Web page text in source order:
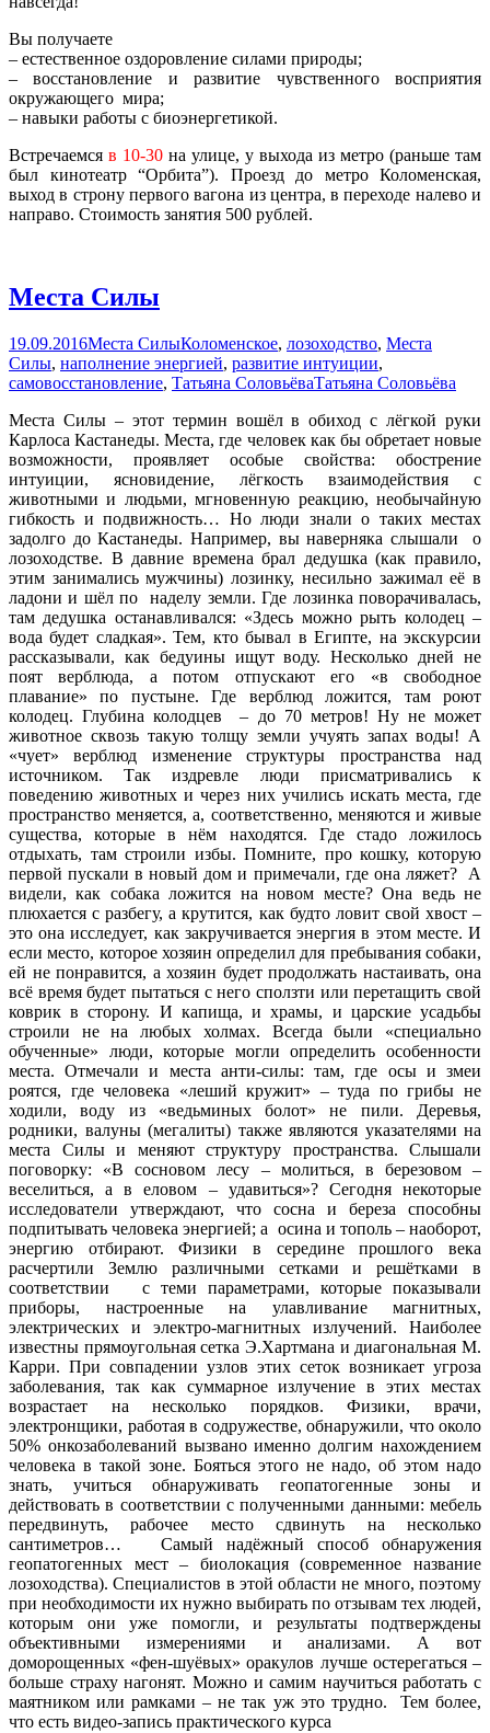
Вы получаете
– естественное оздоровление силами природы;
– восстановление и развитие чувственного восприятия
окружающего мира;
– навыки работы с биоэнергетикой.
Встречаемся в 10-30 на улице, у выхода из метро (раньше там
был кинотеатр “Орбита”). Проезд до метро Коломенская,
выход в строну первого вагона из центра, в переходе налево и
направо. Стоимость занятия 500 рублей.
Места Силы
19.09.2016Места СилыКоломенское, лозоходство, Места
Силы, наполнение энергией, развитие интуиции,
самовосстановление, Татьяна СоловьёваТатьяна Соловьёва
Места Силы – этот термин вошёл в обиход с лёгкой руки
Карлоса Кастанеды. Места, где человек как бы обретает новые
возможности, проявляет особые свойства: обострение
интуиции, ясновидение, лёгкость взаимодействия с
животными и людьми, мгновенную реакцию, необычайную
гибкость и подвижность… Но люди знали о таких местах
задолго до Кастанеды. Например, вы наверняка слышали о
лозоходстве. В давние времена брал дедушка (как правило,
этим занимались мужчины) лозинку, несильно зажимал её в
ладони и шёл по наделу земли. Где лозинка поворачивалась,
там дедушка останавливался: «Здесь можно рыть колодец –
вода будет сладкая». Тем, кто бывал в Египте, на экскурсии
рассказывали, как бедуины ищут воду. Несколько дней не
поят верблюда, а потом отпускают его «в свободное
плавание» по пустыне. Где верблюд ложится, там роют
колодец. Глубина колодцев – до 70 метров! Ну не может
животное сквозь такую толщу земли учуять запах воды! А
«чует» верблюд изменение структуры пространства над
источником. Так издревле люди присматривались к
поведению животных и через них учились искать места, где
пространство меняется, а, соответственно, меняются и живые
существа, которые в нём находятся. Где стадо ложилось
отдыхать, там строили избы. Помните, про кошку, которую
первой пускали в новый дом и примечали, где она ляжет? А
видели, как собака ложится на новом месте? Она ведь не
плюхается с разбегу, а крутится, как будто ловит свой хвост –
это она исследует, как закручивается энергия в этом месте. И
если место, которое хозяин определил для пребывания собаки,
ей не понравится, а хозяин будет продолжать настаивать, она
всё время будет пытаться с него сползти или перетащить свой
коврик в сторону. И капища, и храмы, и царские усадьбы
строили не на любых холмах. Всегда были «специально
обученные» люди, которые могли определить особенности
места. Отмечали и места анти-силы: там, где осы и змеи
роятся, где человека «леший кружит» – туда по грибы не
ходили, воду из «ведьминых болот» не пили. Деревья,
родники, валуны (мегалиты) также являются указателями на
места Силы и меняют структуру пространства. Слышали
поговорку: «В сосновом лесу – молиться, в березовом –
веселиться, а в еловом – удавиться»? Сегодня некоторые
исследователи утверждают, что сосна и береза способны
подпитывать человека энергией; а осина и тополь – наоборот,
энергию отбирают. Физики в середине прошлого века
расчертили Землю различными сетками и решётками в
соответствии с теми параметрами, которые показывали
приборы, настроенные на улавливание магнитных,
электрических и электро-магнитных излучений. Наиболее
известны прямоугольная сетка Э.Хартмана и диагональная М.
Карри. При совпадении узлов этих сеток возникает угроза
заболевания, так как суммарное излучение в этих местах
возрастает на несколько порядков. Физики, врачи,
электронщики, работая в содружестве, обнаружили, что около
50% онкозаболеваний вызвано именно долгим нахождением
человека в такой зоне. Бояться этого не надо, об этом надо
знать, учиться обнаруживать геопатогенные зоны и
действовать в соответствии с полученными данными: мебель
передвинуть, рабочее место сдвинуть на несколько
сантиметров… Самый надёжный способ обнаружения
геопатогенных мест – биолокация (современное название
лозоходства). Специалистов в этой области не много, поэтому
при необходимости их нужно выбирать по отзывам тех людей,
которым они уже помогли, и результаты подтверждены
объективными измерениями и анализами. А вот
доморощенных «фен-шуёвых» оракулов лучше остерегаться –
больше страху нагонят. Можно и самим научиться работать с
маятником или рамками – не так уж это трудно. Тем более,
что есть видео-запись практичеcкого курса